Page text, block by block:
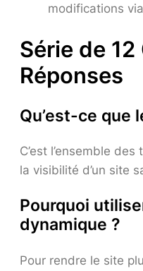
modifications
Série de
Réponses
Qu’est-ce que
C’est l’ensemble
la visibilité d’un site
Pourquoi
dynamique ?
Pour rendre le site